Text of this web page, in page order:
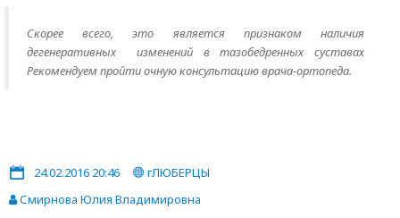
Скорее всего, это является признаком наличия
дегенеративных изменений в тазобедренных суставах
Рекомендуем пройти очную консультацию врача-ортопеда.
24.02.2016 20:46
гЛЮБЕРЦЫ
Смирнова Юлия Владимировна